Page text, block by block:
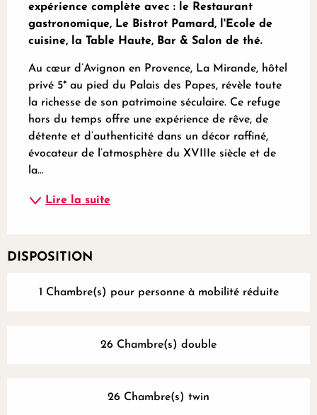
expérience complète avec : le Restaurant
gastronomique, Le Bistrot Pamard, l'Ecole de
cuisine, la Table Haute, Bar & Salon de thé.
Au cœur d’Avignon en Provence, La Mirande, hôtel
privé 5* au pied du Palais des Papes, révèle toute
la richesse de son patrimoine séculaire. Ce refuge
hors du temps offre une expérience de rêve, de
détente et d’authenticité dans un décor raffiné,
évocateur de l’atmosphère du XVIIIe siècle et de
la...
Lire la suite
DISPOSITION
1 Chambre(s) pour personne à mobilité réduite
26 Chambre(s) double
26 Chambre(s) twin